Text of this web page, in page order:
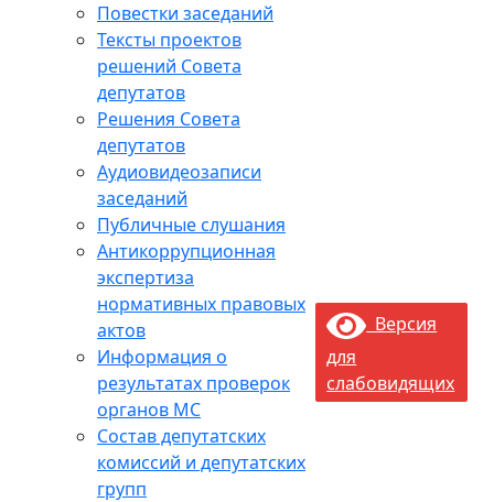
Повестки заседаний
Тексты проектов
решений Совета
депутатов
Решения Совета
депутатов
Аудиовидеозаписи
заседаний
Публичные слушания
Антикоррупционная
экспертиза
нормативных правовых
актов
Информация о
результатах проверок
органов МС
Состав депутатских
комиссий и депутатских
групп
Версия
для
слабовидящих